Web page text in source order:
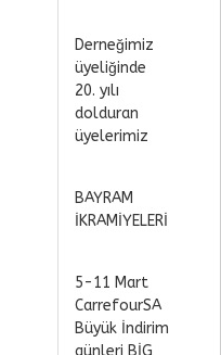
Derneğimiz
üyeliğinde
20. yılı
dolduran
üyelerimiz
BAYRAM
İKRAMİYELERİ
5-11 Mart
CarrefourSA
Büyük İndirim
günleri BİG